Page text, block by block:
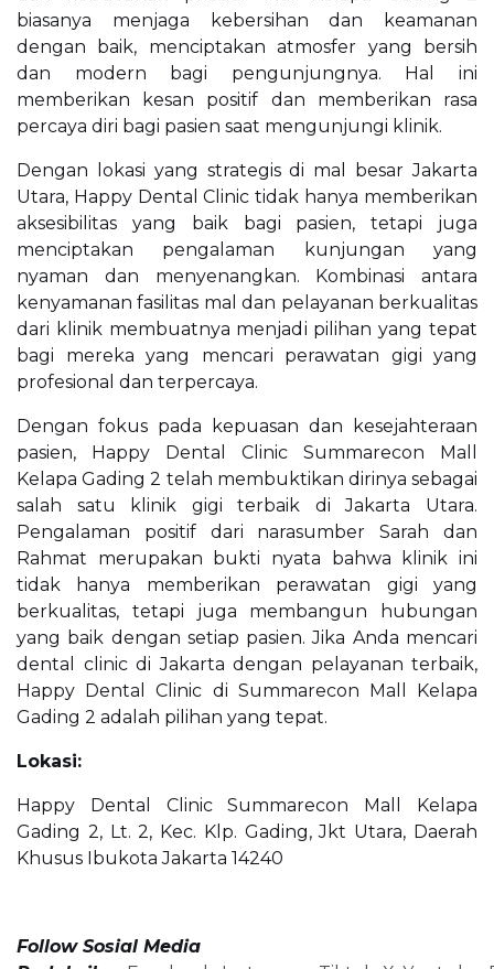
biasanya menjaga kebersihan dan keamanan
dengan baik, menciptakan atmosfer yang bersih
dan modern bagi pengunjungnya. Hal ini
memberikan kesan positif dan memberikan rasa
percaya diri bagi pasien saat mengunjungi klinik.
Dengan lokasi yang strategis di mal besar Jakarta
Utara, Happy Dental Clinic tidak hanya memberikan
aksesibilitas yang baik bagi pasien, tetapi juga
menciptakan pengalaman kunjungan yang
nyaman dan menyenangkan. Kombinasi antara
kenyamanan fasilitas mal dan pelayanan berkualitas
dari klinik membuatnya menjadi pilihan yang tepat
bagi mereka yang mencari perawatan gigi yang
profesional dan terpercaya.
Dengan fokus pada kepuasan dan kesejahteraan
pasien, Happy Dental Clinic Summarecon Mall
Kelapa Gading 2 telah membuktikan dirinya sebagai
salah satu klinik gigi terbaik di Jakarta Utara.
Pengalaman positif dari narasumber Sarah dan
Rahmat merupakan bukti nyata bahwa klinik ini
tidak hanya memberikan perawatan gigi yang
berkualitas, tetapi juga membangun hubungan
yang baik dengan setiap pasien. Jika Anda mencari
dental clinic di Jakarta dengan pelayanan terbaik,
Happy Dental Clinic di Summarecon Mall Kelapa
Gading 2 adalah pilihan yang tepat.
Lokasi:
Happy Dental Clinic Summarecon Mall Kelapa
Gading 2, Lt. 2, Kec. Klp. Gading, Jkt Utara, Daerah
Khusus Ibukota Jakarta 14240
Follow Sosial Media